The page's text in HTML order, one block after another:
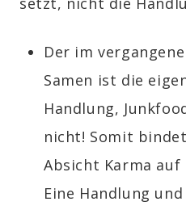
Der im
Samen ist die
Handlung,
nicht! Somit
Absicht Karma
Eine Handlung